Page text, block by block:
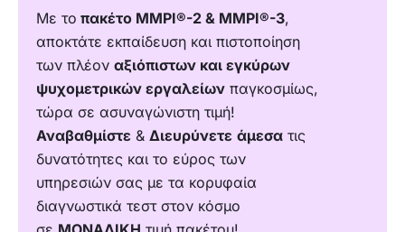
Με το πακέτο MMPI®-2 & MMPI®-3,
αποκτάτε εκπαίδευση και πιστοποίηση
των πλέον αξιόπιστων και εγκύρων
ψυχομετρικών εργαλείων παγκοσμίως,
τώρα σε ασυναγώνιστη τιμή!
Αναβαθμίστε & Διευρύνετε άμεσα τις
δυνατότητες και το εύρος των
υπηρεσιών σας με τα κορυφαία
διαγνωστικά τεστ στον κόσμο